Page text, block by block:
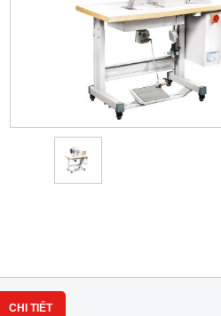
CHI TIẾT